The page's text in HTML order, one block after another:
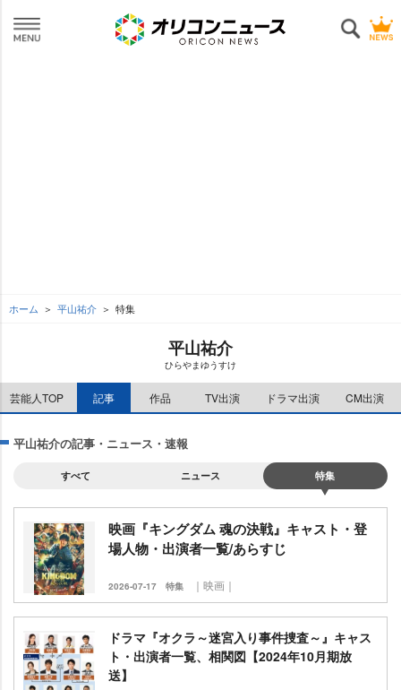
ホーム 平山祐介 特集
平山祐介
ひらやまゆうすけ
芸能人TOP 記事 作品 TV出演 ドラマ出演 CM出演
平山祐介の記事・ニュース・速報
すべて ニュース 特集
映画『キングダム 魂の決戦』キャスト・登
場人物・出演者一覧/あらすじ
2026-07-17 特集 ｜映画｜
ドラマ『オクラ～迷宮入り事件捜査～』キャス
ト・出演者一覧、相関図【2024年10月期放
送】